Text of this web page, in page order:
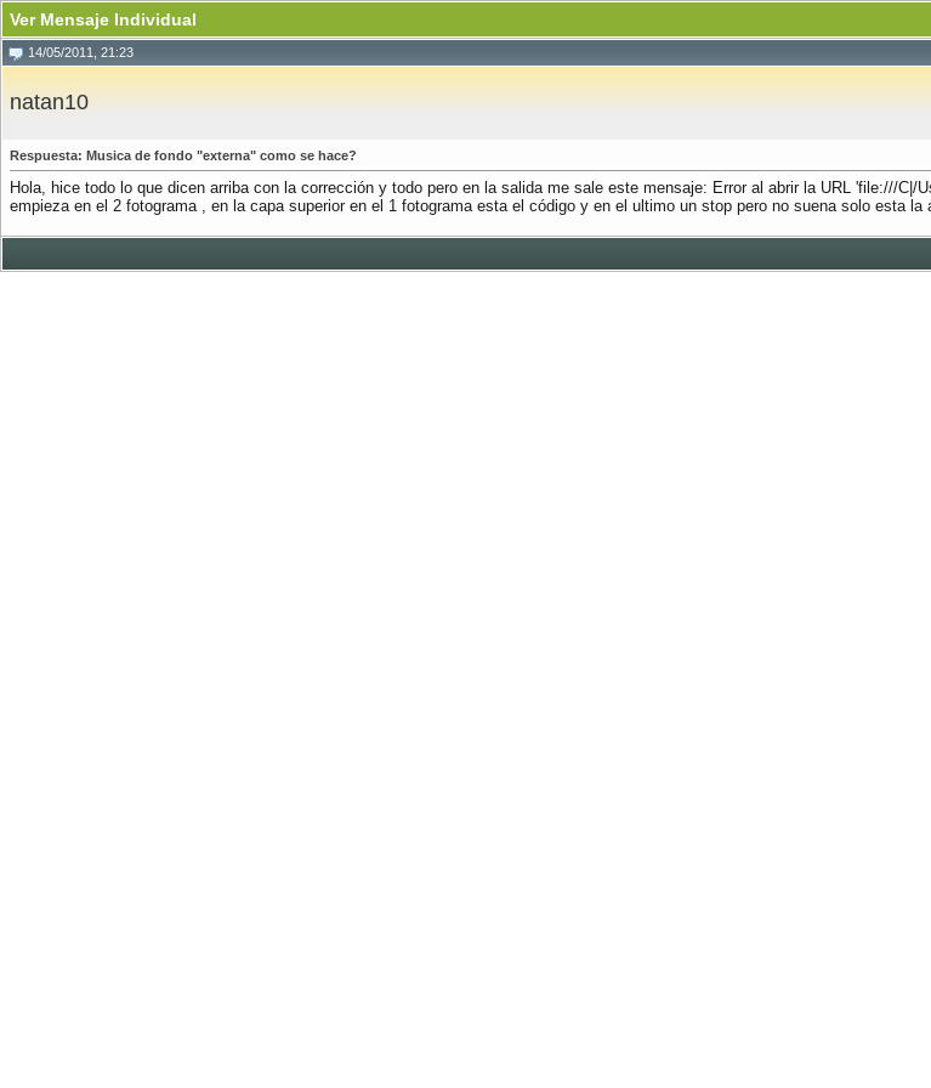
Ver Mensaje Individual
14/05/2011, 21:23
natan10
Respuesta: Musica de fondo "externa" como se hace?
Hola, hice todo lo que dicen arriba con la corrección y todo pero en la salida me sale este mensaje: Error al abrir la URL 'file:///
empieza en el 2 fotograma , en la capa superior en el 1 fotograma esta el código y en el ultimo un stop pero no suena solo esta la